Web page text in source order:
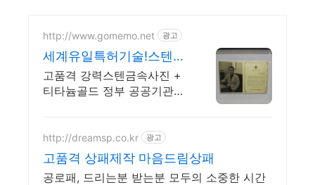
http://www.gomemo.net 광고
세계유일특허기술!스텐금
속사진 실외1000년보존
전문디자인
고품격 강력스텐금속사진 +
티타늄골드 정부 공공기관
이너 1000년의수명 나노, 마
이크로 홀
http://dreamsp.co.kr 광고
고품격 상패제작 마음드림상패
공로패, 드리는분 받는분 모두의 소중한 시간